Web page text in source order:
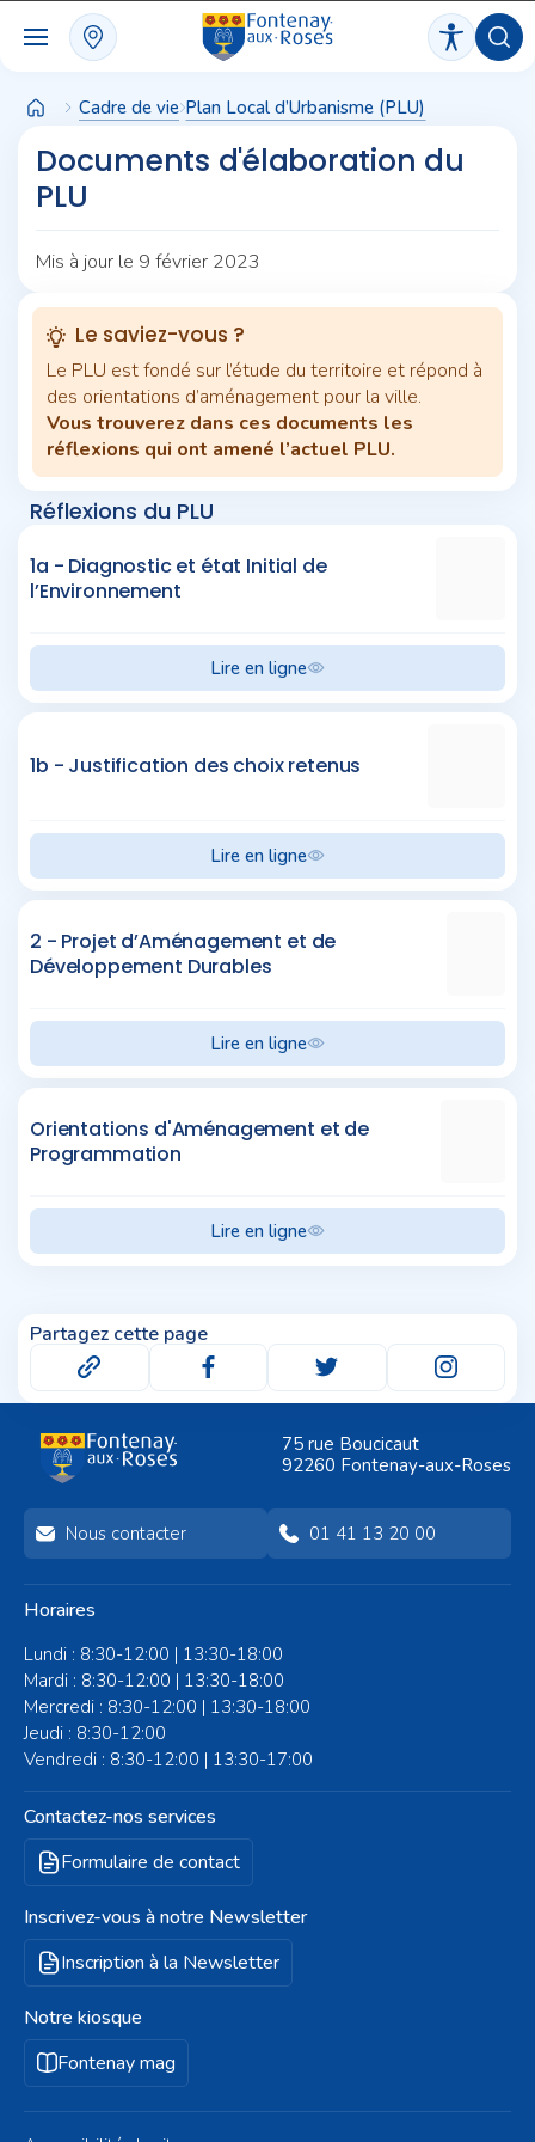
Cadre de vie Plan Local d’Urbanisme (PLU)
Documents d'élaboration du
PLU
Mis à jour le 9 février 2023
Le saviez-vous ?
Le PLU est fondé sur l’étude du territoire et répond à
des orientations d’aménagement pour la ville.
Vous trouverez dans ces documents les
réflexions qui ont amené l’actuel PLU.
Réflexions du PLU
1a - Diagnostic et état Initial de
l’Environnement
Lire en ligne
1b - Justification des choix retenus
Lire en ligne
2 - Projet d’Aménagement et de
Développement Durables
Lire en ligne
Orientations d'Aménagement et de
Programmation
Lire en ligne
Partagez cette page
75 rue Boucicaut
92260 Fontenay-aux-Roses
Nous contacter 01 41 13 20 00
Horaires
Lundi : 8:30-12:00 | 13:30-18:00
Mardi : 8:30-12:00 | 13:30-18:00
Mercredi : 8:30-12:00 | 13:30-18:00
Jeudi : 8:30-12:00
Vendredi : 8:30-12:00 | 13:30-17:00
Contactez-nos services
Formulaire de contact
Inscrivez-vous à notre Newsletter
Inscription à la Newsletter
Notre kiosque
Fontenay mag
Panneau de gestion des cookies